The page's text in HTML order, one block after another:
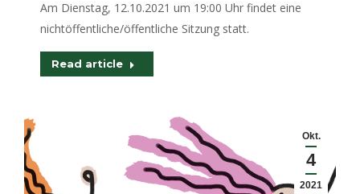
Am Dienstag, 12.10.2021 um 19:00 Uhr findet eine
nichtöffentliche/öffentliche Sitzung statt.
Read article
Okt.
4
2021